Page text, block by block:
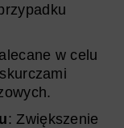
w celu
: Zwiększenie